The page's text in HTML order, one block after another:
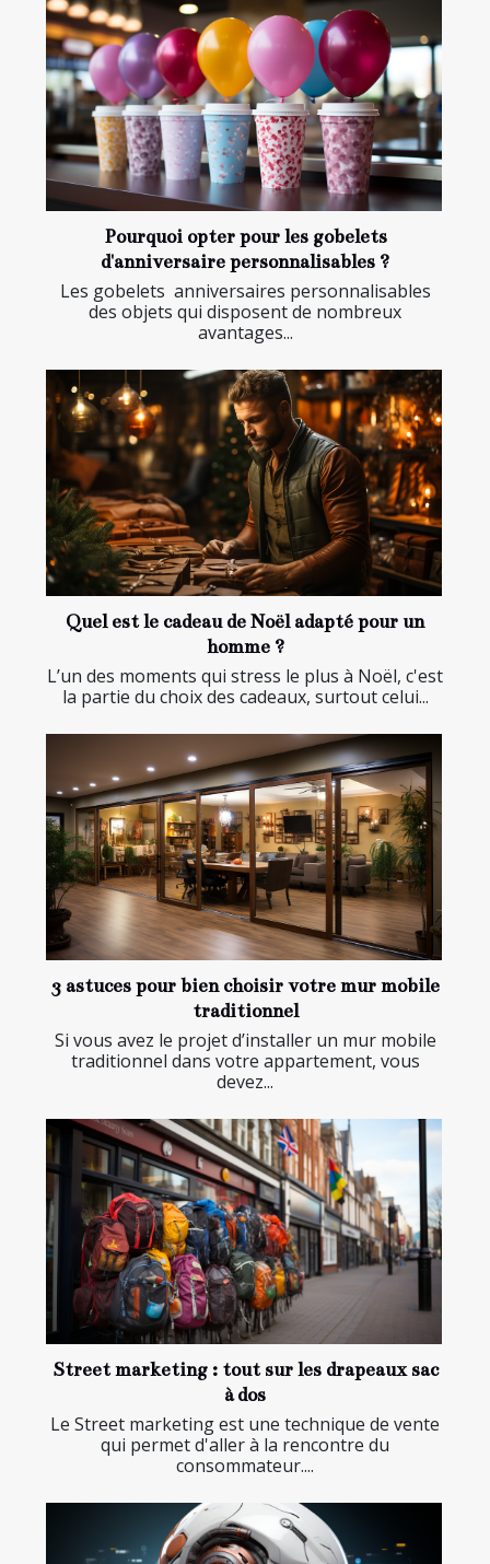
Pourquoi opter pour les gobelets
d'anniversaire personnalisables ?
Les gobelets anniversaires personnalisables
des objets qui disposent de nombreux
avantages...
Quel est le cadeau de Noël adapté pour un
homme ?
L’un des moments qui stress le plus à Noël, c'est
la partie du choix des cadeaux, surtout celui...
3 astuces pour bien choisir votre mur mobile
traditionnel
Si vous avez le projet d’installer un mur mobile
traditionnel dans votre appartement, vous
devez...
Street marketing : tout sur les drapeaux sac
à dos
Le Street marketing est une technique de vente
qui permet d'aller à la rencontre du
consommateur....